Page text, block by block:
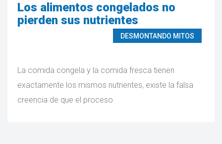
Los alimentos congelados no
pierden sus nutrientes
DESMONTANDO MITOS
La comida congela y la comida fresca tienen
exactamente los mismos nutrientes, existe la falsa
creencia de que el proceso